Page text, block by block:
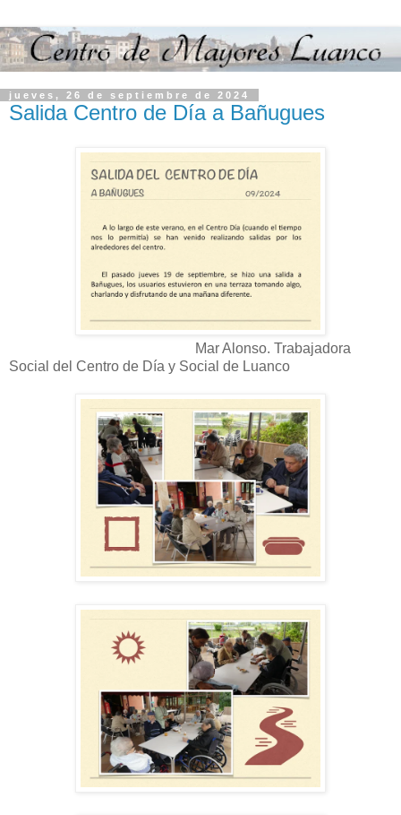
jueves, 26 de septiembre de 2024
Salida Centro de Día a Bañugues
Mar Alonso. Trabajadora
Social del Centro de Día y Social de Luanco